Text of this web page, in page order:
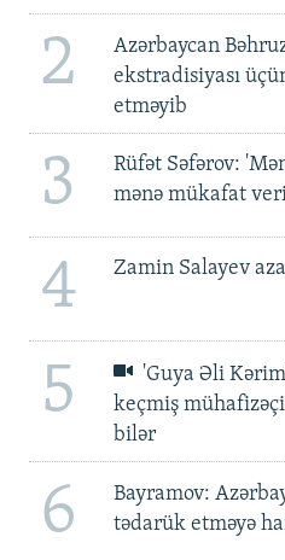
2
Azərbaycan
ekstradisiyası
etməyib
3
Rüfət Səfərov:
mənə mükafat
4 Zamin Salayev
5
'Guya Əli
keçmiş
bilər
6
Bayramov:
tədarük etməyə